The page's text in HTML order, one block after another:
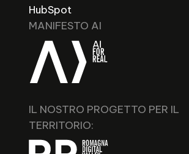
HubSpot
MANIFESTO AI
IL NOSTRO PROGETTO PER IL
TERRITORIO: